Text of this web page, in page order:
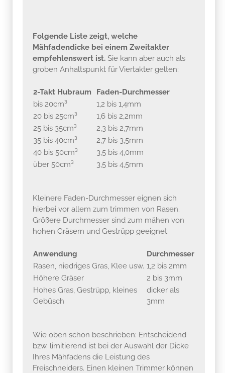
Folgende Liste zeigt, welche
Mähfadendicke bei einem Zweitakter
empfehlenswert ist. Sie kann aber auch als
groben Anhaltspunkt für Viertakter gelten:
2-Takt Hubraum
Faden-Durchmesser
bis 20cm³
1,2 bis 1,4mm
20 bis 25cm³
1,6 bis 2,2mm
25 bis 35cm³
2,3 bis 2,7mm
35 bis 40cm³
2,7 bis 3,5mm
40 bis 50cm³
3,5 bis 4,0mm
über 50cm³
3,5 bis 4,5mm
Kleinere Faden-Durchmesser eignen sich
hierbei vor allem zum trimmen von Rasen.
Größere Durchmesser sind zum mähen von
hohen Gräsern und Gestrüpp geeignet.
Anwendung
Durchmesser
Rasen, niedriges Gras, Klee usw. 1,2 bis 2mm
Höhere Gräser
2 bis 3mm
Hohes Gras, Gestrüpp, kleines
Gebüsch
dicker als
3mm
Wie oben schon beschrieben: Entscheidend
bzw. limitierend ist bei der Auswahl der Dicke
Ihres Mähfadens die Leistung des
Freischneiders. Einen kleinen Trimmer können